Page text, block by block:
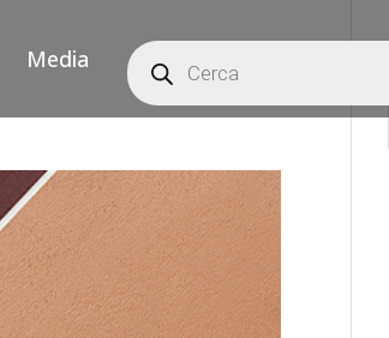
Media Products
search